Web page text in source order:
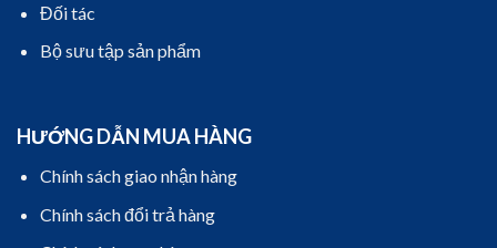
Đối tác
Bộ sưu tập sản phẩm
HƯỚNG DẪN MUA HÀNG
Chính sách giao nhận hàng
Chính sách đổi trả hàng